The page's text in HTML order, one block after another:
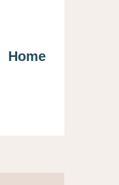
Home